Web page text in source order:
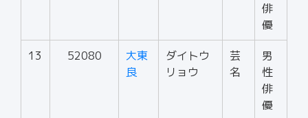
俳
優
13 52080
大東
良
ダイトウ
リョウ
芸
名
男
性
俳
優